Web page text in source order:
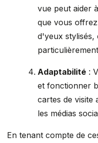
vue peut aider
que vous
d'yeux stylisés,
Adaptabilité :
et fonctionner
cartes de visite
les médias
En tenant compte de